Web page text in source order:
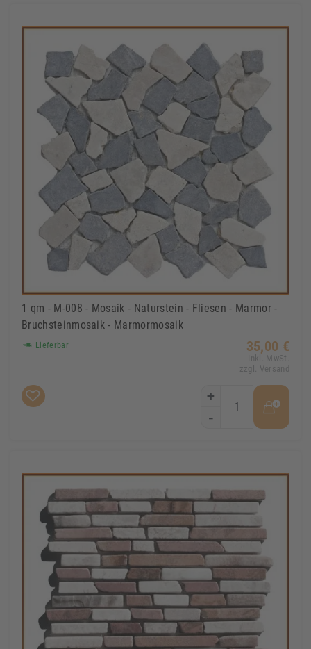
1 qm - M-008 - Mosaik - Naturstein - Fliesen - Marmor -
Bruchsteinmosaik - Marmormosaik
Lieferbar 35,00 €
Inkl. MwSt.
zzgl. Versand
+
-